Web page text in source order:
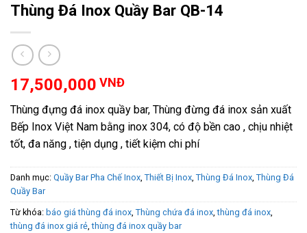
Thùng Đá Inox Quầy Bar QB-14
17,500,000 VNĐ
Thùng đựng đá inox quầy bar, Thùng đừng đá inox sản xuất
Bếp Inox Việt Nam bằng inox 304, có độ bền cao , chịu nhiệt
tốt, đa năng , tiện dụng , tiết kiệm chi phí
Danh mục: Quầy Bar Pha Chế Inox, Thiết Bị Inox, Thùng Đá Inox, Thùng Đá
Quầy Bar
Từ khóa: báo giá thùng đá inox, Thùng chứa đá inox,thùng đá inox,
thùng đá inox giá rẻ,thùng đá inox quầy bar